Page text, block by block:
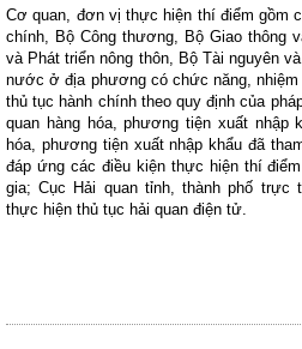
Cơ quan, đơn vị thực hiện thí điểm gồm
chính, Bộ Công thương, Bộ Giao thông
và Phát triển nông thôn, Bộ Tài nguyên
nước ở địa phương có chức năng, nhiệm
thủ tục hành chính theo quy định của
quan hàng hóa, phương tiện xuất nhập
hóa, phương tiện xuất nhập khẩu đã
đáp ứng các điều kiện thực hiện thí
gia; Cục Hải quan tỉnh, thành phố trực
thực hiện thủ tục hải quan điện tử.